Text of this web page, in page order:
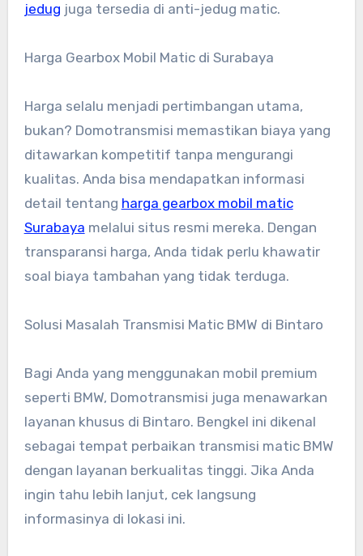
jedug juga tersedia di anti-jedug matic.
Harga Gearbox Mobil Matic di Surabaya
Harga selalu menjadi pertimbangan utama,
bukan? Domotransmisi memastikan biaya yang
ditawarkan kompetitif tanpa mengurangi
kualitas. Anda bisa mendapatkan informasi
detail tentang harga gearbox mobil matic
Surabaya melalui situs resmi mereka. Dengan
transparansi harga, Anda tidak perlu khawatir
soal biaya tambahan yang tidak terduga.
Solusi Masalah Transmisi Matic BMW di Bintaro
Bagi Anda yang menggunakan mobil premium
seperti BMW, Domotransmisi juga menawarkan
layanan khusus di Bintaro. Bengkel ini dikenal
sebagai tempat perbaikan transmisi matic BMW
dengan layanan berkualitas tinggi. Jika Anda
ingin tahu lebih lanjut, cek langsung
informasinya di lokasi ini.